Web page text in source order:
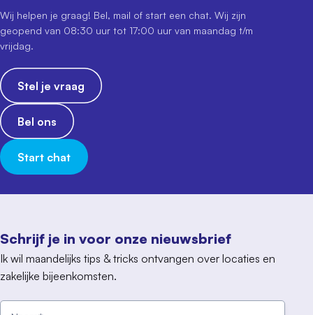
Schrijf je in voor onze nieuwsbrief
Ik wil maandelijks tips & tricks ontvangen over locaties en
zakelijke bijeenkomsten.
Wij helpen je graag! Bel, mail of start een chat. Wij zijn
geopend van 08:30 uur tot 17:00 uur van maandag t/m
vrijdag.
Stel je vraag
Bel ons
Start chat